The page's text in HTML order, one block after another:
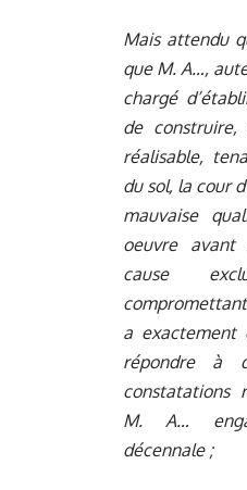
Mais attendu
que M. A…,
chargé
de
réalisable,
du sol, la cour
mauvaise
oeuvre
cause
a exactement
répondre à
constatations
M. A…
décennale ;